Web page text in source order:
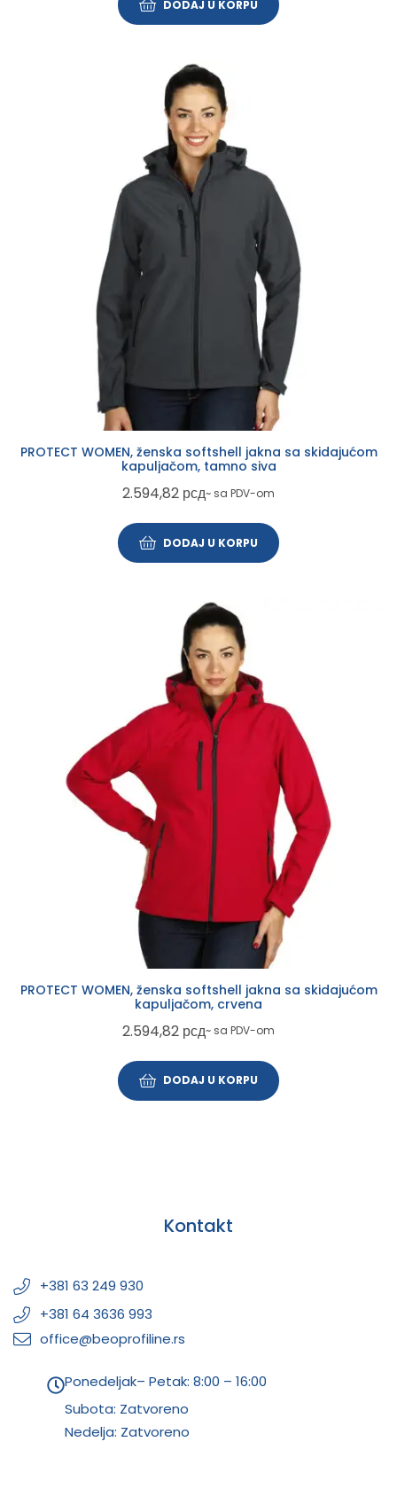
DODAJ U KORPU
PROTECT WOMEN, ženska softshell jakna sa skidajućom
kapuljačom, tamno siva
2.594,82 рсд~ sa PDV-om
DODAJ U KORPU
PROTECT WOMEN, ženska softshell jakna sa skidajućom
kapuljačom, crvena
2.594,82 рсд~ sa PDV-om
DODAJ U KORPU
Kontakt
+381 63 249 930
+381 64 3636 993
office@beoprofiline.rs
Ponedeljak– Petak: 8:00 – 16:00
Subota: Zatvoreno
Nedelja: Zatvoreno